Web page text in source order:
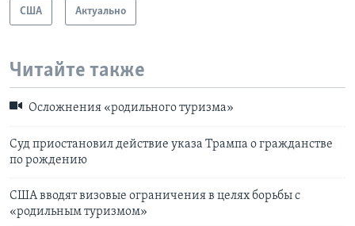
США Актуально
Читайте также
Осложнения «родильного туризма»
Суд приостановил действие указа Трампа о гражданстве
по рождению
США вводят визовые ограничения в целях борьбы с
«родильным туризмом»